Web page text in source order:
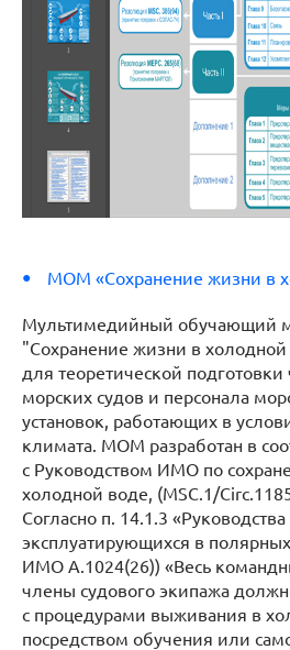
МОМ «Сохранение жизни в
Мультимедийный обучающий
"Сохранение жизни в
для теоретической
морских судов и персонала
установок, работающих в
климата. МОМ разработан в
с Руководством ИМО по
холодной воде, (MSC.1/
Согласно п. 14.1.3
эксплуатирующихся в
ИМО А.1024(26)) «Весь
члены судового экипажа
с процедурами выживания в
посредством обучения или